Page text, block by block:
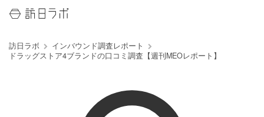
訪日ラボ
インバウンド調査レポート
ドラッグストア4ブランドの口コミ調査【週刊MEOレポート】